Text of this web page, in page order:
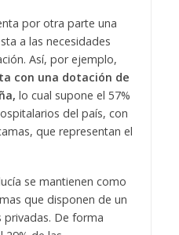
por otra parte una
a las necesidades
Así, por ejemplo,
con una dotación de
lo cual supone el 57%
del país, con
que representan el
se mantienen como
que disponen de un
De forma